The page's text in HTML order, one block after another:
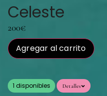
Celeste
200€
Agregar al carrito
1 disponibles Detalles